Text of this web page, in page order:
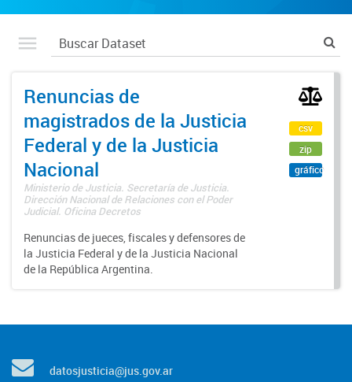
Renuncias de
magistrados de la Justicia
Federal y de la Justicia
Nacional
Ministerio de Justicia. Secretaría de Justicia.
Dirección Nacional de Relaciones con el Poder
Judicial. Oficina Decretos
Renuncias de jueces, fiscales y defensores de
la Justicia Federal y de la Justicia Nacional
de la República Argentina.
csv
zip
gráfico
datosjusticia@jus.gov.ar